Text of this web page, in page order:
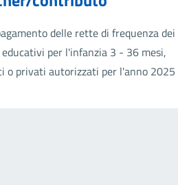
delle rette di frequenza dei
per l'infanzia 3 - 36 mesi,
o privati autorizzati per l'anno 2025